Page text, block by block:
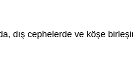
dış cephelerde ve köşe